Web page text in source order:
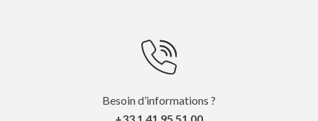
Besoin d’informations ?